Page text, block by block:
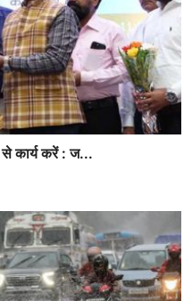
से कार्य करें : ज...